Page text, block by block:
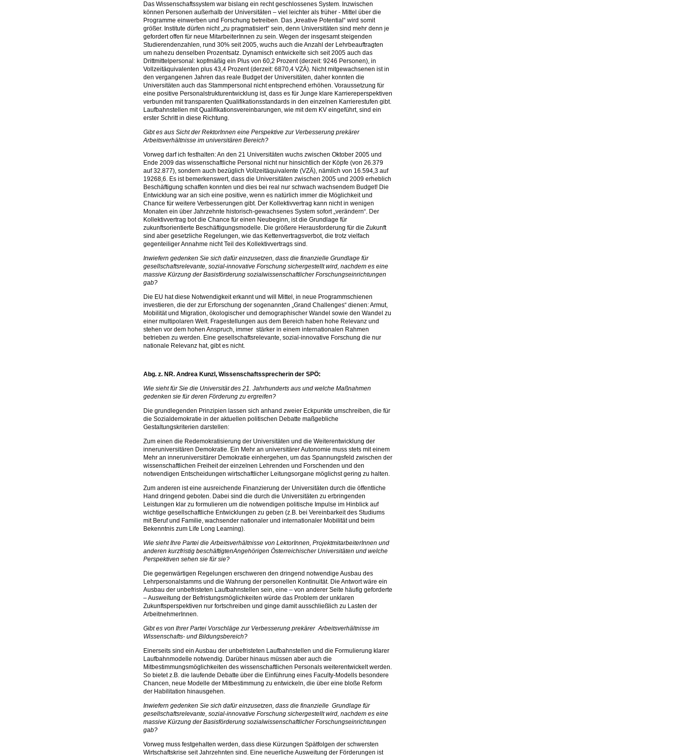
Das Wissenschaftssystem war bislang ein recht geschlossenes System. Inzwischen
können Personen außerhalb der Universitäten – viel leichter als früher ‑ Mittel über die
Programme einwerben und Forschung betreiben. Das „kreative Potential“ wird somit
größer. Institute dürfen nicht „zu pragmatisiert“ sein, denn Universitäten sind mehr denn je
gefordert offen für neue MitarbeiterInnen zu sein. Wegen der insgesamt steigenden
Studierendenzahlen, rund 30% seit 2005, wuchs auch die Anzahl der Lehrbeauftragten
um nahezu denselben Prozentsatz. Dynamisch entwickelte sich seit 2005 auch das
Drittmittelpersonal: kopfmäßig ein Plus von 60,2 Prozent (derzeit: 9246 Personen), in
Vollzeitäquivalenten plus 43,4 Prozent (derzeit: 6870,4 VZÄ). Nicht mitgewachsenen ist in
den vergangenen Jahren das reale Budget der Universitäten, daher konnten die
Universitäten auch das Stammpersonal nicht entsprechend erhöhen. Voraussetzung für
eine positive Personalstrukturentwicklung ist, dass es für Junge klare Karriereperspektiven
verbunden mit transparenten Qualifikationsstandards in den einzelnen Karrierestufen gibt.
Laufbahnstellen mit Qualifikationsvereinbarungen, wie mit dem KV eingeführt, sind ein
erster Schritt in diese Richtung.
Gibt es aus Sicht der RektorInnen eine Perspektive zur Verbesserung prekärer
Arbeitsverhältnisse im universitären Bereich?
Vorweg darf ich festhalten: An den 21 Universitäten wuchs zwischen Oktober 2005 und
Ende 2009 das wissenschaftliche Personal nicht nur hinsichtlich der Köpfe (von 26.379
auf 32.877), sondern auch bezüglich Vollzeitäquivalente (VZÄ), nämlich von 16.594,3 auf
19268,6. Es ist bemerkenswert, dass die Universitäten zwischen 2005 und 2009 erheblich
Beschäftigung schaffen konnten und dies bei real nur schwach wachsendem Budget! Die
Entwicklung war an sich eine positive, wenn es natürlich immer die Möglichkeit und
Chance für weitere Verbesserungen gibt. Der Kollektivvertrag kann nicht in wenigen
Monaten ein über Jahrzehnte historisch-gewachsenes System sofort „verändern“. Der
Kollektivvertrag bot die Chance für einen Neubeginn, ist die Grundlage für
zukunftsorientierte Beschäftigungsmodelle. Die größere Herausforderung für die Zukunft
sind aber gesetzliche Regelungen, wie das Kettenvertragsverbot, die trotz vielfach
gegenteiliger Annahme nicht Teil des Kollektivvertrags sind.
Inwiefern gedenken Sie sich dafür einzusetzen, dass die finanzielle Grundlage für
gesellschaftsrelevante, sozial-innovative Forschung sichergestellt wird, nachdem es eine
massive Kürzung der Basisförderung sozialwissenschaftlicher Forschungseinrichtungen
gab?
Die EU hat diese Notwendigkeit erkannt und will Mittel, in neue Programmschienen
investieren, die der zur Erforschung der sogenannten „Grand Challenges“ dienen: Armut,
Mobilität und Migration, ökologischer und demographischer Wandel sowie den Wandel zu
einer multipolaren Welt. Fragestellungen aus dem Bereich haben hohe Relevanz und
stehen vor dem hohen Anspruch, immer stärker in einem internationalen Rahmen
betrieben zu werden. Eine gesellschaftsrelevante, sozial-innovative Forschung die nur
nationale Relevanz hat, gibt es nicht.
Abg. z. NR. Andrea Kunzl, Wissenschaftssprecherin der SPÖ:
Wie sieht für Sie die Universität des 21. Jahrhunderts aus und welche Maßnahmen
gedenken sie für deren Förderung zu ergreifen?
Die grundlegenden Prinzipien lassen sich anhand zweier Eckpunkte umschreiben, die für
die Sozialdemokratie in der aktuellen politischen Debatte maßgebliche
Gestaltungskriterien darstellen:
Zum einen die Redemokratisierung der Universitäten und die Weiterentwicklung der
inneruniversitären Demokratie. Ein Mehr an universitärer Autonomie muss stets mit einem
Mehr an inneruniversitärer Demokratie einhergehen, um das Spannungsfeld zwischen der
wissenschaftlichen Freiheit der einzelnen Lehrenden und Forschenden und den
notwendigen Entscheidungen wirtschaftlicher Leitungsorgane möglichst gering zu halten.
Zum anderen ist eine ausreichende Finanzierung der Universitäten durch die öffentliche
Hand dringend geboten. Dabei sind die durch die Universitäten zu erbringenden
Leistungen klar zu formulieren um die notwendigen politische Impulse im Hinblick auf
wichtige gesellschaftliche Entwicklungen zu geben (z.B. bei Vereinbarkeit des Studiums
mit Beruf und Familie, wachsender nationaler und internationaler Mobilität und beim
Bekenntnis zum Life Long Learning).
Wie sieht Ihre Partei die Arbeitsverhältnisse von LektorInnen, ProjektmitarbeiterInnen und
anderen kurzfristig beschäftigtenAngehörigen Österreichischer Universitäten und welche
Perspektiven sehen sie für sie?
Die gegenwärtigen Regelungen erschweren den dringend notwendige Ausbau des
Lehrpersonalstamms und die Wahrung der personellen Kontinuität. Die Antwort wäre ein
Ausbau der unbefristeten Laufbahnstellen sein, eine – von anderer Seite häufig geforderte
– Ausweitung der Befristungsmöglichkeiten würde das Problem der unklaren
Zukunftsperspektiven nur fortschreiben und ginge damit ausschließlich zu Lasten der
ArbeitnehmerInnen.
Gibt es von Ihrer Partei Vorschläge zur Verbesserung prekärer Arbeitsverhältnisse im
Wissenschafts- und Bildungsbereich?
Einerseits sind ein Ausbau der unbefristeten Laufbahnstellen und die Formulierung klarer
Laufbahnmodelle notwendig. Darüber hinaus müssen aber auch die
Mitbestimmungsmöglichkeiten des wissenschaftlichen Personals weiterentwickelt werden.
So bietet z.B. die laufende Debatte über die Einführung eines Faculty-Modells besondere
Chancen, neue Modelle der Mitbestimmung zu entwickeln, die über eine bloße Reform
der Habilitation hinausgehen.
Inwiefern gedenken Sie sich dafür einzusetzen, dass die finanzielle Grundlage für
gesellschaftsrelevante, sozial-innovative Forschung sichergestellt wird, nachdem es eine
massive Kürzung der Basisförderung sozialwissenschaftlicher Forschungseinrichtungen
gab?
Vorweg muss festgehalten werden, dass diese Kürzungen Spätfolgen der schwersten
Wirtschaftskrise seit Jahrzehnten sind. Eine neuerliche Ausweitung der Förderungen ist